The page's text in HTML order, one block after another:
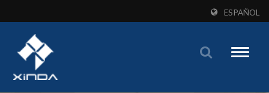
ESPAÑOL
Toggle